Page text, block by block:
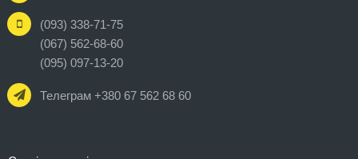
(093) 338-71-75
(067) 562-68-60
(095) 097-13-20
Телеграм +380 67 562 68 60